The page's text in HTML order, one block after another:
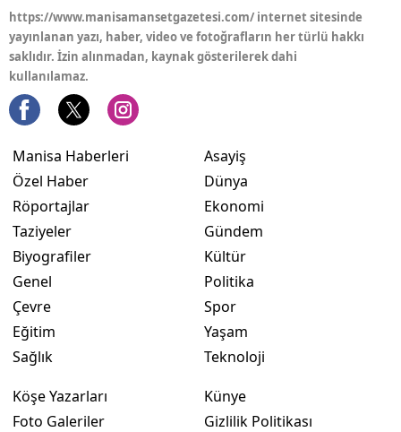
https://www.manisamansetgazetesi.com/ internet sitesinde
yayınlanan yazı, haber, video ve fotoğrafların her türlü hakkı
saklıdır. İzin alınmadan, kaynak gösterilerek dahi
kullanılamaz.
Manisa Haberleri
Özel Haber
Röportajlar
Taziyeler
Biyografiler
Genel
Çevre
Eğitim
Sağlık
Asayiş
Dünya
Ekonomi
Gündem
Kültür
Politika
Spor
Yaşam
Teknoloji
Köşe Yazarları
Foto Galeriler
Künye
Gizlilik Politikası